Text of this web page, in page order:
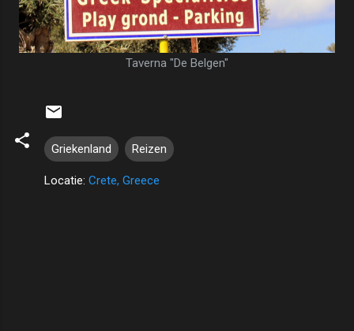
Taverna "De Belgen"
Griekenland Reizen
Locatie: Crete, Greece